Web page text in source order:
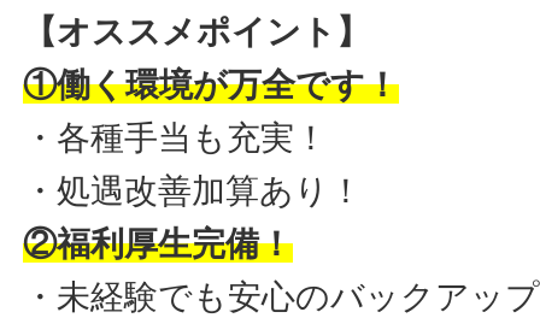
【オススメポイント】
①働く環境が万全です！
・各種手当も充実！
・処遇改善加算あり！
②福利厚生完備！
・未経験でも安心のバックアッ